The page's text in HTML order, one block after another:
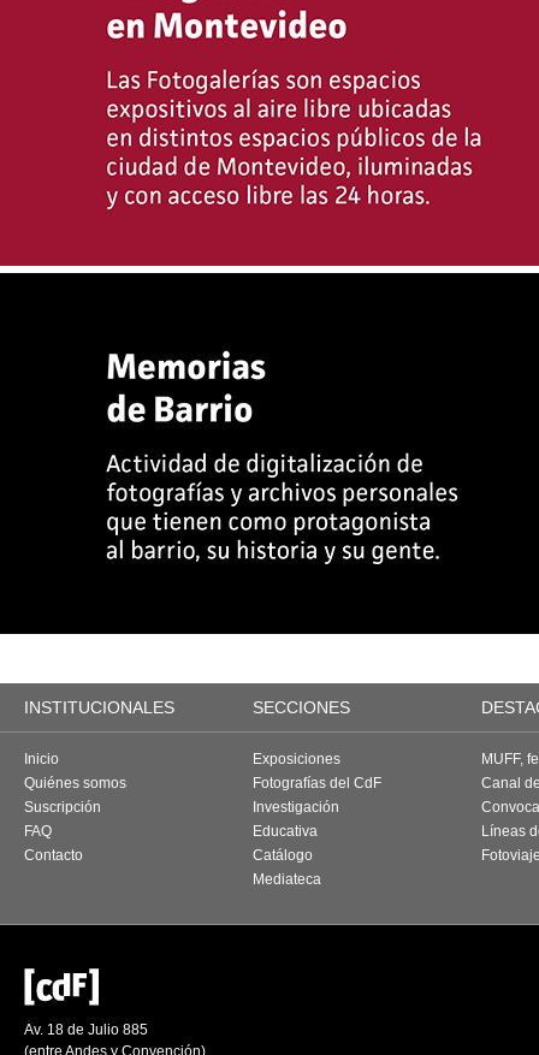
INSTITUCIONALES SECCIONES
Inicio
Quiénes somos
Suscripción
FAQ
Contacto
Exposiciones
Fotografías del CdF
Investigación
Educativa
Catálogo
Mediateca
MUFF,
Canal
Líneas
Av. 18 de Julio 885
(entre Andes y Convención)